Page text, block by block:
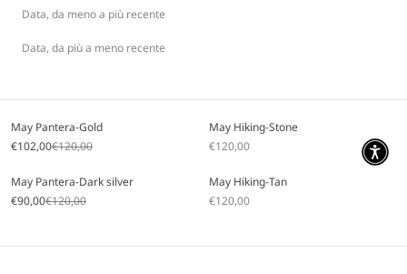
Data, da meno a più recente
Data, da più a meno recente
May Pantera-Gold
Prezzo scontato
€102,00Prezzo
€120,00
May Hiking-Stone
Prezzo scontato
€120,00
May Pantera-Dark silver
Prezzo scontato
€90,00Prezzo
€120,00
May Hiking-Tan
Prezzo scontato
€120,00